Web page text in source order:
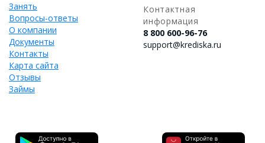
Занять
Вопросы-ответы
О компании
Документы
Контакты
Карта сайта
Отзывы
Займы
Контактная
информация
8 800 600-96-76
support@krediska.ru